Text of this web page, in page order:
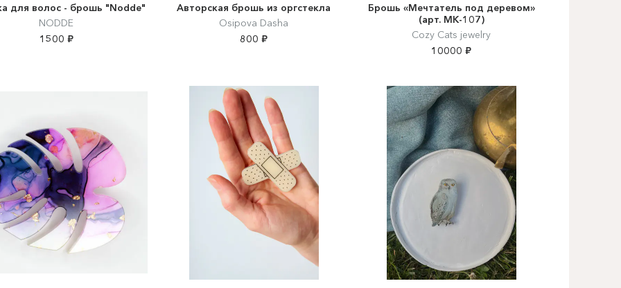
для волос - брошь "Nodde"
NODDE
1500 ₽
Авторская брошь из оргстекла
Osipova Dasha
800 ₽
Брошь «Мечтатель под деревом»
(арт. MK-107)
Cozy Cats jewelry
10000 ₽